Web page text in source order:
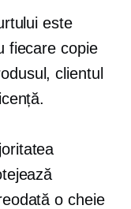
este
fiecare copie
clientul
o cheie